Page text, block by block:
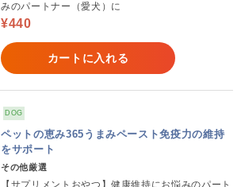
みのパートナー（愛犬）に
¥440
カートに入れる
DOG
ペットの恵み365うまみペースト免疫力の維持
をサポート
その他厳選
【サプリメントおやつ】健康維持にお悩みのパート